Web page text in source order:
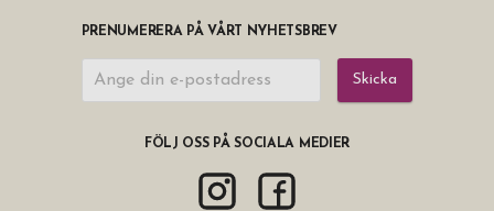
PRENUMERERA PÅ VÅRT NYHETSBREV
Skicka
FÖLJ OSS PÅ SOCIALA MEDIER